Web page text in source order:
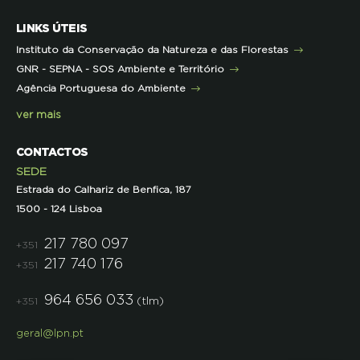
Pareceres
Parcerias
Projetos
Semana do Jornalismo de Ambiente 2023
Projetos
Outras Formações
LINKS ÚTEIS
Instituto da Conservação da Natureza e das Florestas
GNR - SEPNA - SOS Ambiente e Território
Agência Portuguesa do Ambiente
ver mais
CONTACTOS
SEDE
Estrada do Calhariz de Benfica, 187
1500 - 124 Lisboa
+351 217 780 097
+351 217 740 176
+351 964 656 033 (tlm)
geral@lpn.pt